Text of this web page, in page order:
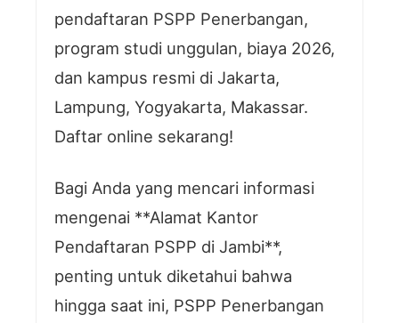
pendaftaran PSPP Penerbangan,
program studi unggulan, biaya 2026,
dan kampus resmi di Jakarta,
Lampung, Yogyakarta, Makassar.
Daftar online sekarang!
Bagi Anda yang mencari informasi
mengenai **Alamat Kantor
Pendaftaran PSPP di Jambi**,
penting untuk diketahui bahwa
hingga saat ini, PSPP Penerbangan